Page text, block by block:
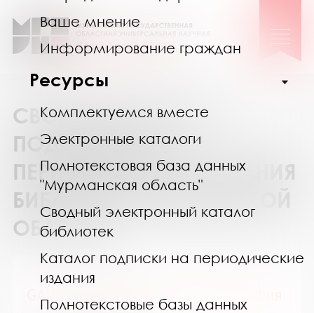
Ваше мнение
Информирование граждан
Ресурсы
Комплектуемся вместе
Электронные каталоги
Полнотекстовая база данных
"Мурманская область"
Сводный электронный каталог
библиотек
Каталог подписки на периодические
издания
Полнотекстовые базы данных
СВОДНЫЙ КАТАЛОГ
ПОДПИСКИ НА
ПЕРИОДИЧЕСКИЕ ИЗДАНИЯ
БИБЛИОТЕК МУРМАНСКОЙ
ОБЛАСТИ
GALA Биография / ГАЛА Биография